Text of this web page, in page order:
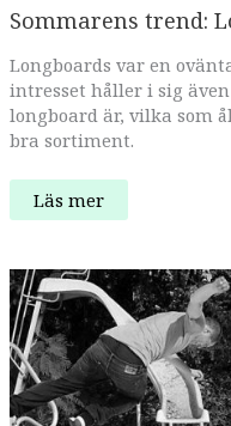
Sommarens trend:
Longboards var en
intresset håller i sig
longboard är, vilka som
bra sortiment.
Sommarens
trend:
Läs mer